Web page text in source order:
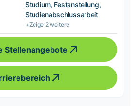
Studium, Festanstellung,
Studienabschlussarbeit
+Zeige 2 weitere
Stellenangebote